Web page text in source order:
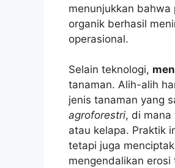
menunjukkan
organik berhasil
operasional.
Selain teknologi,
tanaman. Alih-alih
jenis tanaman yang
agroforestri, di mana
atau kelapa. Praktik
tetapi juga
mengendalikan